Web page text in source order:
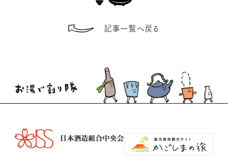
記事一覧へ戻る